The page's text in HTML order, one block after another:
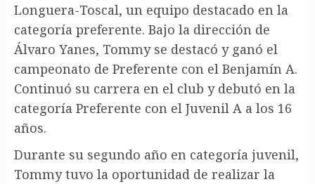
Longuera-Toscal, un equipo destacado en la
categoría preferente. Bajo la dirección de
Álvaro Yanes, Tommy se destacó y ganó el
campeonato de Preferente con el Benjamín A.
Continuó su carrera en el club y debutó en la
categoría Preferente con el Juvenil A a los 16
años.
Durante su segundo año en categoría juvenil,
Tommy tuvo la oportunidad de realizar la